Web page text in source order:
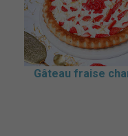
Gâteau fraise